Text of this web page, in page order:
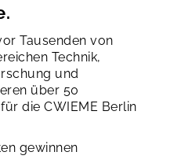
Tausenden von
Technik,
und
über 50
die CWIEME Berlin
gewinnen